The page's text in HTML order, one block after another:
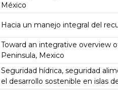
México
Hacia un manejo integral del
Toward an integrative overview
Peninsula, Mexico
Seguridad hídrica, seguridad
el desarrollo sostenible en islas